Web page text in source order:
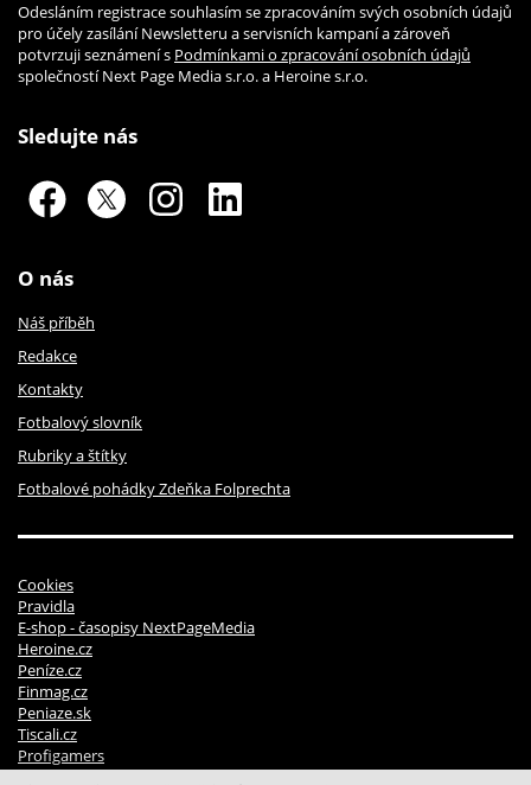
Odesláním registrace souhlasím se zpracováním svých osobních údajů
pro účely zasílání Newsletteru a servisních kampaní a zároveň
potvrzuji seznámení s Podmínkami o zpracování osobních údajů
společností Next Page Media s.r.o. a Heroine s.r.o.
Sledujte nás
O nás
Náš příběh
Redakce
Kontakty
Fotbalový slovník
Rubriky a štítky
Fotbalové pohádky Zdeňka Folprechta
Cookies
Pravidla
E-shop - časopisy NextPageMedia
Heroine.cz
Peníze.cz
Finmag.cz
Peniaze.sk
Tiscali.cz
Profigamers
Pravidla soutěží